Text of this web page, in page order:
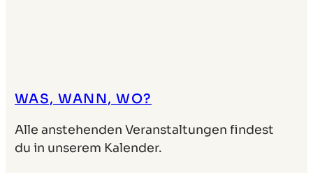
WAS, WANN, WO?
Alle anstehenden Veranstaltungen findest
du in unserem Kalender.